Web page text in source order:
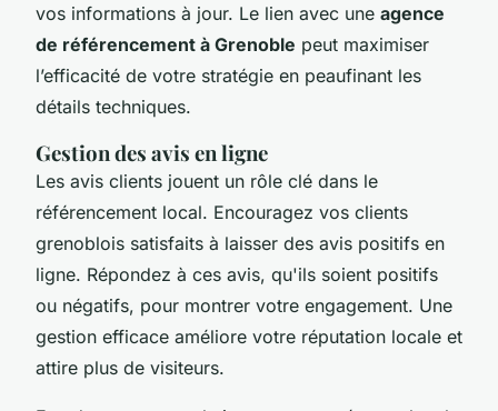
vos informations à jour. Le lien avec une agence
de référencement à Grenoble peut maximiser
l’efficacité de votre stratégie en peaufinant les
détails techniques.
Gestion des avis en ligne
Les avis clients jouent un rôle clé dans le
référencement local. Encouragez vos clients
grenoblois satisfaits à laisser des avis positifs en
ligne. Répondez à ces avis, qu'ils soient positifs
ou négatifs, pour montrer votre engagement. Une
gestion efficace améliore votre réputation locale et
attire plus de visiteurs.